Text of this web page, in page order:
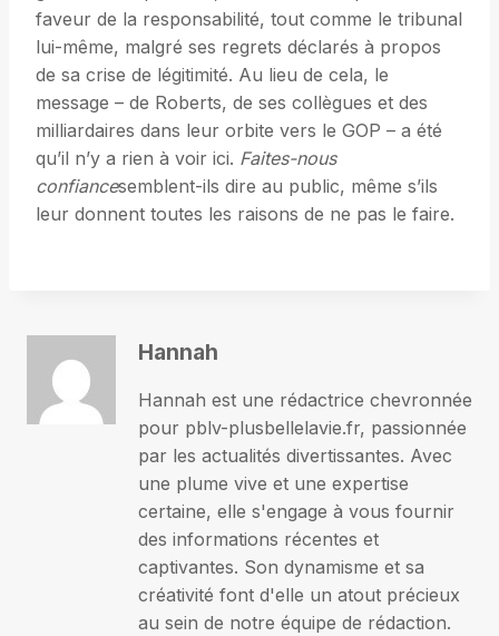
faveur de la responsabilité, tout comme le tribunal
lui-même, malgré ses regrets déclarés à propos
de sa crise de légitimité. Au lieu de cela, le
message – de Roberts, de ses collègues et des
milliardaires dans leur orbite vers le GOP – a été
qu’il n’y a rien à voir ici. Faites-nous
confiancesemblent-ils dire au public, même s’ils
leur donnent toutes les raisons de ne pas le faire.
Hannah
Hannah est une rédactrice chevronnée
pour pblv-plusbellelavie.fr, passionnée
par les actualités divertissantes. Avec
une plume vive et une expertise
certaine, elle s'engage à vous fournir
des informations récentes et
captivantes. Son dynamisme et sa
créativité font d'elle un atout précieux
au sein de notre équipe de rédaction.